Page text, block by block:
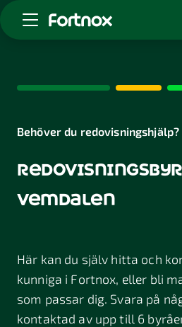
Skaffa Fortnox
Kunskap & inspiration
Logga in
Kontakt
Behöver du redovisningshjälp?
vemdalen
Här kan du själv hitta och
kunniga i Fortnox, eller bli
som passar dig. Svara på
kontaktad av upp till 6